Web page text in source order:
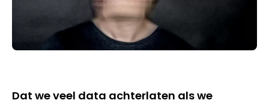
Dat we veel data achterlaten als we